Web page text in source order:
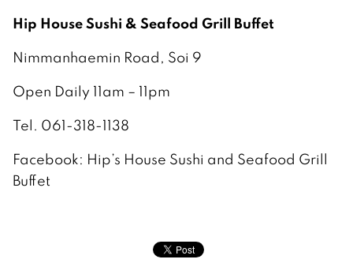
Hip House Sushi & Seafood Grill Buffet
Nimmanhaemin Road, Soi 9
Open Daily 11am – 11pm
Tel. 061-318-1138
Facebook: Hip’s House Sushi and Seafood Grill
Buffet